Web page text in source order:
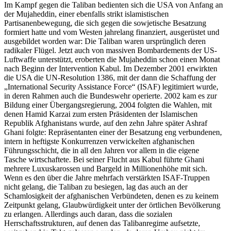
Im Kampf gegen die Taliban bedienten sich die USA von Anfang an
der Mujaheddin, einer ebenfalls strikt islamistischen
Partisanenbewegung, die sich gegen die sowjetische Besatzung
formiert hatte und vom Westen jahrelang finanziert, ausgerüstet und
ausgebildet worden war: Die Taliban waren ursprünglich deren
radikaler Flügel. Jetzt auch von massiven Bombardements der US-
Luftwaffe unterstützt, eroberten die Mujaheddin schon einen Monat
nach Beginn der Intervention Kabul. Im Dezember 2001 erwirkten
die USA die UN-Resolution 1386, mit der dann die Schaffung der
„International Security Assistance Force“ (ISAF) legitimiert wurde,
in deren Rahmen auch die Bundeswehr operierte. 2002 kam es zur
Bildung einer Übergangsregierung, 2004 folgten die Wahlen, mit
denen Hamid Karzai zum ersten Präsidenten der Islamischen
Republik Afghanistans wurde, auf den zehn Jahre später Ashraf
Ghani folgte: Repräsentanten einer der Besatzung eng verbundenen,
intern in heftigste Konkurrenzen verwickelten afghanischen
Führungsschicht, die in all den Jahren vor allem in die eigene
Tasche wirtschaftete. Bei seiner Flucht aus Kabul führte Ghani
mehrere Luxuskarossen und Bargeld in Millionenhöhe mit sich.
Wenn es den über die Jahre mehrfach verstärkten ISAF-Truppen
nicht gelang, die Taliban zu besiegen, lag das auch an der
Schamlosigkeit der afghanischen Verbündeten, denen es zu keinem
Zeitpunkt gelang, Glaubwürdigkeit unter der örtlichen Bevölkerung
zu erlangen. Allerdings auch daran, dass die sozialen
Herrschaftsstrukturen, auf denen das Talibanregime aufsetzte,